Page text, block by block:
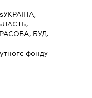
УКРАЇНА,
БУД.
фонду